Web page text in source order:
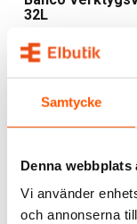
Samtycke
Denna webbplats
Vi använder
och annonserna
32L
LÄGG I
I webblager: 6 st